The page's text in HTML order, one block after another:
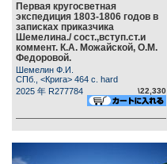
Первая кругосветная
экспедиция 1803-1806 годов в
записках приказчика
Шемелина./ сост.,вступ.ст.и
коммент. К.А. Можайской, О.М.
Федоровой.
Шемелин Ф.И.
СПб., <Крига> 464 c. hard
2025 年 R277784
\22,330